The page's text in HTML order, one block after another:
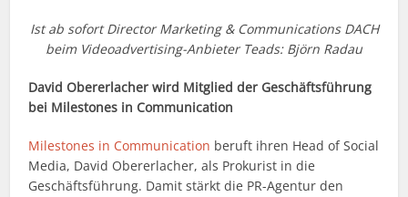
Ist ab sofort Director Marketing & Communications DACH
beim Videoadvertising-Anbieter Teads: Björn Radau
David Obererlacher wird Mitglied der Geschäftsführung
bei Milestones in Communication
Milestones in Communication beruft ihren Head of Social
Media, David Obererlacher, als Prokurist in die
Geschäftsführung. Damit stärkt die PR-Agentur den